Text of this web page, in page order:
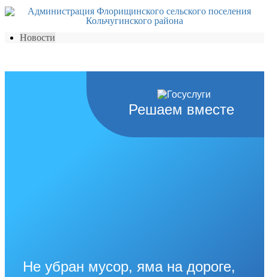
Новости
Решаем вместе
Не убран мусор, яма на дороге,